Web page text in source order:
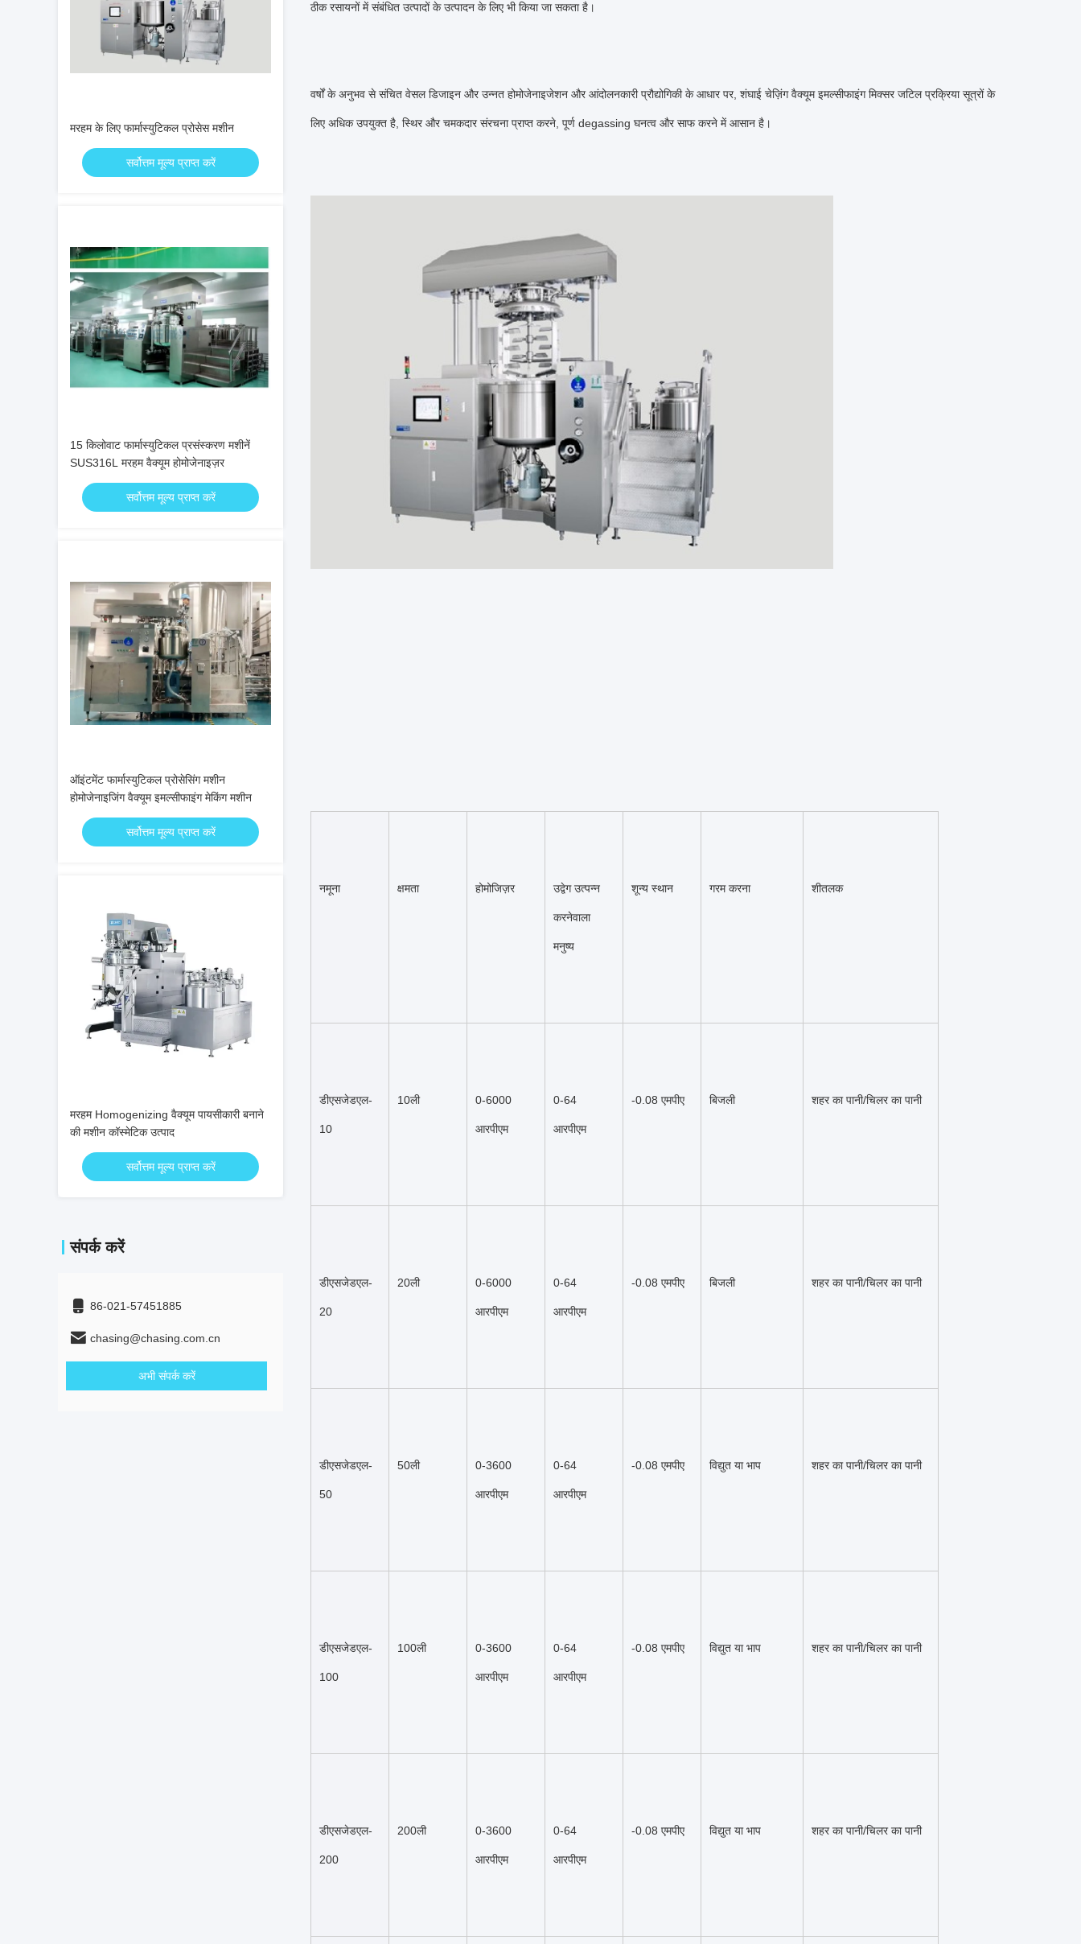
मरहम के लिए फार्मास्युटिकल प्रोसेस मशीन
सर्वोत्तम मूल्य प्राप्त करें
15 किलोवाट फार्मास्युटिकल प्रसंस्करण मशीनें
SUS316L मरहम वैक्यूम होमोजेनाइज़र
सर्वोत्तम मूल्य प्राप्त करें
ऑइंटमेंट फार्मास्युटिकल प्रोसेसिंग मशीन
होमोजेनाइजिंग वैक्यूम इमल्सीफाइंग मेकिंग मशीन
सर्वोत्तम मूल्य प्राप्त करें
मरहम Homogenizing वैक्यूम पायसीकारी बनाने
की मशीन कॉस्मेटिक उत्पाद
सर्वोत्तम मूल्य प्राप्त करें
संपर्क करें
86-021-57451885
chasing@chasing.com.cn
अभी संपर्क करें
ठीक रसायनों में संबंधित उत्पादों के उत्पादन के लिए भी किया जा सकता है।
वर्षों के अनुभव से संचित वेसल डिजाइन और उन्नत होमोजेनाइजेशन और आंदोलनकारी प्रौद्योगिकी के आधार पर, शंघाई चेज़िंग वैक्यूम इमल्सीफाइंग मिक्सर जटिल प्रक्रिया सूत्रों के
लिए अधिक उपयुक्त है, स्थिर और चमकदार संरचना प्राप्त करने, पूर्ण degassing घनत्व और साफ करने में आसान है।
नमूना क्षमता होमोजिज़र उद्वेग उत्पन्न
करनेवाला
मनुष्य
शून्य स्थान गरम करना शीतलक
डीएसजेडएल-
10
10ली 0-6000
आरपीएम
0-64
आरपीएम
-0.08 एमपीए बिजली शहर का पानी/चिलर का पानी
डीएसजेडएल-
20
20ली 0-6000
आरपीएम
0-64
आरपीएम
-0.08 एमपीए बिजली शहर का पानी/चिलर का पानी
डीएसजेडएल-
50
50ली 0-3600
आरपीएम
0-64
आरपीएम
-0.08 एमपीए विद्युत या भाप शहर का पानी/चिलर का पानी
डीएसजेडएल-
100
100ली 0-3600
आरपीएम
0-64
आरपीएम
-0.08 एमपीए विद्युत या भाप शहर का पानी/चिलर का पानी
डीएसजेडएल-
200
200ली 0-3600
आरपीएम
0-64
आरपीएम
-0.08 एमपीए विद्युत या भाप शहर का पानी/चिलर का पानी